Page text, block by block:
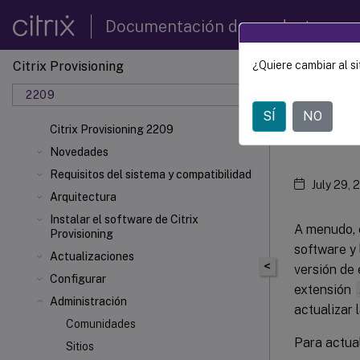
Documentación de productos
Citrix Provisioning
2209
Citrix Provisioning 2209
Novedades
Requisitos del sistema y compatibilidad
Arquitectura
Instalar el software de Citrix
Provisioning
Actualizaciones
Configurar
Administración
Comunidades
Sitios
Citrix
<
July 29,
A
software y
versión de
extensión
actualizar
Para
¿Quiere cambiar al
SÍ NO